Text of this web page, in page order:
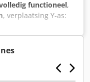
functioneel,
, verplaatsing Y-as:
Y-as:40
min
,
3.500 mm,